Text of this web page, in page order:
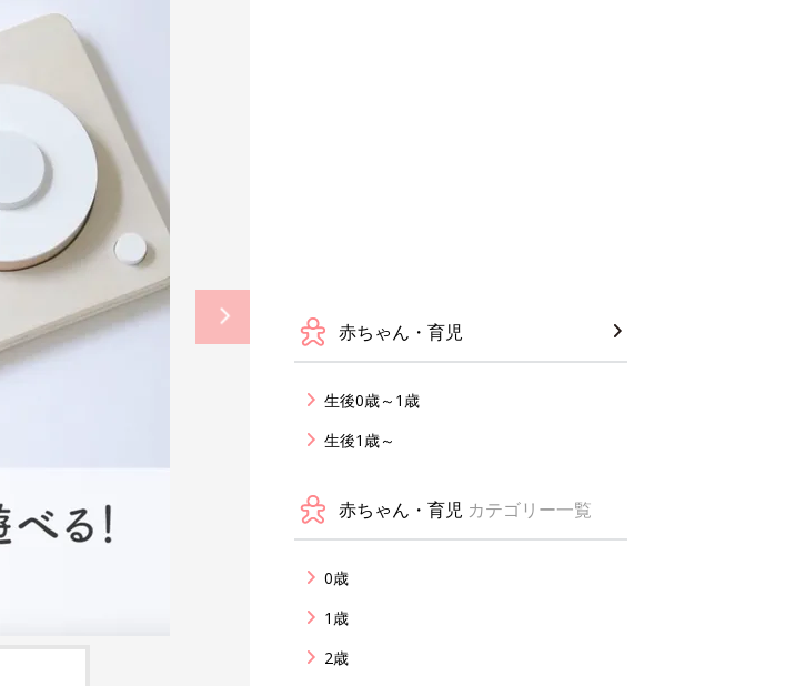
赤ちゃん・育児
生後0歳～1歳
生後1歳～
赤ちゃん・育児 カテゴリー一覧
0歳
1歳
2歳